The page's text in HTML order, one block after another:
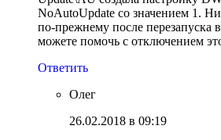
NoAutoUpdate со значением 1.
по-прежнему после перезапуска
можете помочь с отключением
Ответить
Олег
26.02.2018 в 09:19